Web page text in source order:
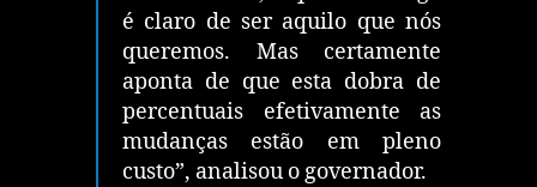
é claro de ser aquilo que nós
queremos. Mas certamente
aponta de que esta dobra de
percentuais efetivamente as
mudanças estão em pleno
custo”, analisou o governador.